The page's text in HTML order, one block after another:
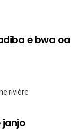
e bwa oa
rivière
janjo